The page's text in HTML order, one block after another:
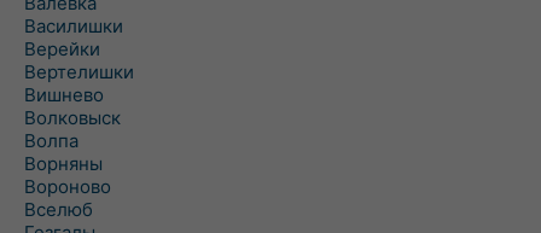
Василишки
Верейки
Вертелишки
Вишнево
Волковыск
Волпа
Ворняны
Вороново
Вселюб